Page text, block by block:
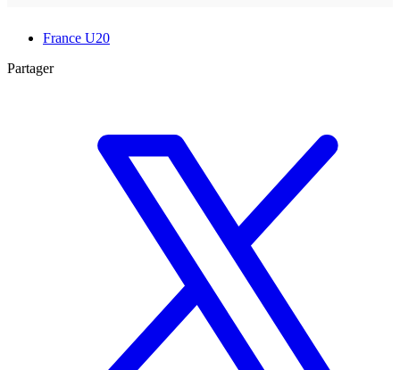
France U20
Partager